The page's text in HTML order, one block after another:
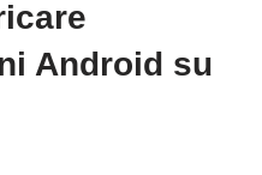
Android su